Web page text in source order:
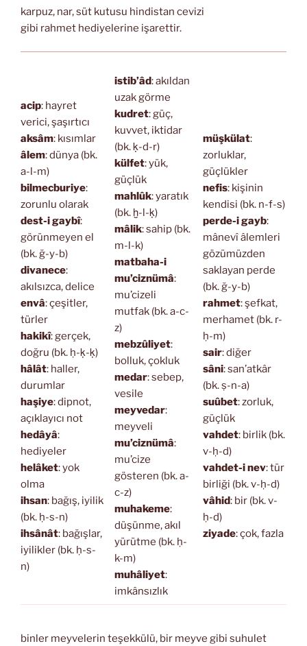
karpuz, nar, süt kutusu hindistan cevizi
gibi rahmet hediyelerine işarettir.
acip: hayret
verici, şaşırtıcı
aksâm: kısımlar
âlem: dünya (bk.
a-l-m)
bilmecburiye:
zorunlu olarak
dest-i gaybî:
görünmeyen el
(bk. ğ-y-b)
divanece:
akılsızca, delice
envâ: çeşitler,
türler
hakikî: gerçek,
doğru (bk. ḥ-ḳ-ḳ)
hâlât: haller,
durumlar
haşiye: dipnot,
açıklayıcı not
hedâyâ:
hediyeler
helâket: yok
olma
ihsan: bağış, iyilik
(bk. ḥ-s-n)
ihsânât: bağışlar,
iyilikler (bk. ḥ-s-
n)
istib’âd: akıldan
uzak görme
kudret: güç,
kuvvet, iktidar
(bk. ḳ-d-r)
külfet: yük,
güçlük
mahlûk: yaratık
(bk. ḫ-l-ḳ)
mâlik: sahip (bk.
m-l-k)
matbaha-i
mu’ciznümâ:
mu’cizeli
mutfak (bk. a-c-
z)
mebzûliyet:
bolluk, çokluk
medar: sebep,
vesile
meyvedar:
meyveli
mu’ciznümâ:
mu’cize
gösteren (bk. a-
c-z)
muhakeme:
düşünme, akıl
yürütme (bk. ḥ-
k-m)
muhâliyet:
imkânsızlık
müşkülat:
zorluklar,
güçlükler
nefis: kişinin
kendisi (bk. n-f-s)
perde-i gayb:
mânevî âlemleri
gözümüzden
saklayan perde
(bk. ğ-y-b)
rahmet: şefkat,
merhamet (bk. r-
ḥ-m)
sair: diğer
sâni: san’atkâr
(bk. ṣ-n-a)
suûbet: zorluk,
güçlük
vahdet: birlik (bk.
v-ḥ-d)
vahdet-i nev: tür
birliği (bk. v-ḥ-d)
vâhid: bir (bk. v-
ḥ-d)
ziyade: çok, fazla
binler meyvelerin teşekkülü, bir meyve gibi suhulet